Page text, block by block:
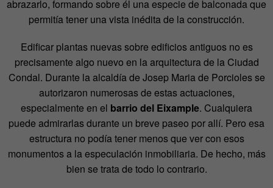
abrazarlo, formando sobre él una especie de balconada que
permitía tener una vista inédita de la construcción.
Edificar plantas nuevas sobre edificios antiguos no es
precisamente algo nuevo en la arquitectura de la Ciudad
Condal. Durante la alcaldía de Josep Maria de Porcioles se
autorizaron numerosas de estas actuaciones,
especialmente en el barrio del Eixample. Cualquiera
puede admirarlas durante un breve paseo por allí. Pero esa
estructura no podía tener menos que ver con esos
monumentos a la especulación inmobiliaria. De hecho, más
bien se trata de todo lo contrario.